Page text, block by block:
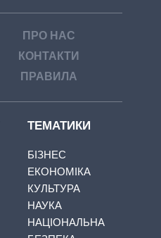
ПРО НАС
КОНТАКТИ
ПРАВИЛА
ТЕМАТИКИ
БІЗНЕС
ЕКОНОМІКА
КУЛЬТУРА
НАУКА
НАЦІОНАЛЬНА